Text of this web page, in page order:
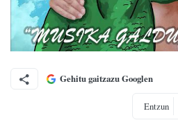
Gehitu gaitzazu Googlen
Entzun